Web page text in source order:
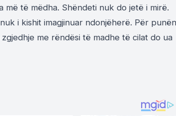
të mëdha. Shëndeti nuk do jetë i mirë.
i kishit imagjinuar ndonjëherë. Për punën
me rëndësi të madhe të cilat do ua